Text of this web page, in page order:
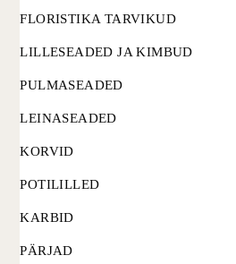
FLORISTIKA TARVIKUD
LILLESEADED JA KIMBUD
PULMASEADED
LEINASEADED
KORVID
POTILILLED
KARBID
PÄRJAD